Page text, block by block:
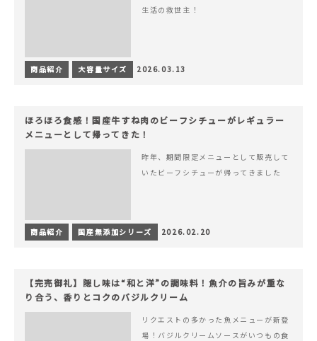
生活の救世主！
商品紹介 大容量サイズ 2026.03.13
ほろほろ食感！国産牛すね肉のビーフシチューがレギュラー
メニューとして帰ってきた！
昨年、期間限定メニューとして販売して
いたビーフシチューが帰ってきました
商品紹介 国産無添加シリーズ 2026.02.20
【完売御礼】隠し味は“和と洋”の調味料！魚介の旨みが重な
り合う、香りとコクのバジルクリーム
リクエストの多かった魚メニューが新登
場！バジルクリームソースがいつもの食